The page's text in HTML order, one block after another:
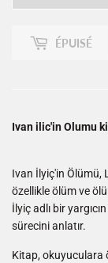
ÉPUISÉ
Ivan ilic'in Olumu
Ivan İlyiç'in Ölümü,
özellikle ölüm ve
İlyiç adlı bir
sürecini anlatır.
Kitap, okuyuculara